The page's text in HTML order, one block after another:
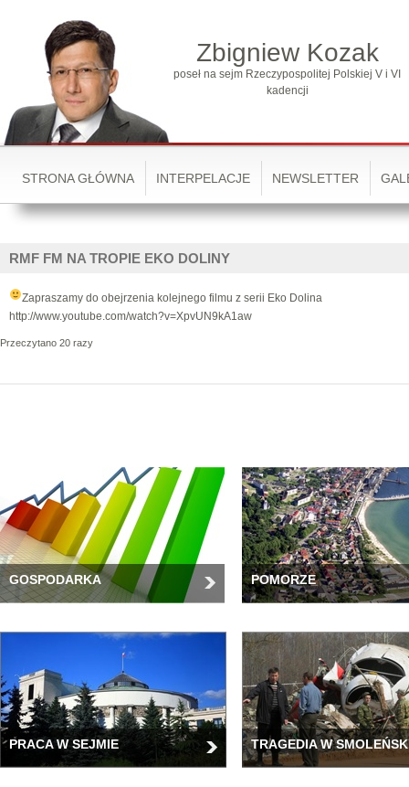
Zbigniew Kozak
poseł na sejm Rzeczypospolitej Polskiej V i VI
kadencji
STRONA GŁÓWNA INTERPELACJE NEWSLETTER
RMF FM NA TROPIE EKO DOLINY
Zapraszamy do obejrzenia kolejnego filmu z serii Eko Dolina
http://www.youtube.com/watch?v=XpvUN9kA1aw
Przeczytano 20 razy
GOSPODARKA POMORZE
PRACA W SEJMIE TRAGEDIA W